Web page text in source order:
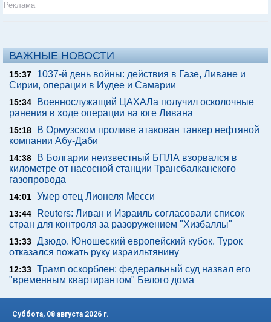
Реклама
ВАЖНЫЕ НОВОСТИ
15:37
1037-й день войны: действия в Газе, Ливане и
Сирии, операции в Иудее и Самарии
15:34
Военнослужащий ЦАХАЛа получил осколочные
ранения в ходе операции на юге Ливана
15:18
В Ормузском проливе атакован танкер нефтяной
компании Абу-Даби
14:38
В Болгарии неизвестный БПЛА взорвался в
километре от насосной станции Трансбалканского
газопровода
14:01 Умер отец Лионеля Месси
13:44
Reuters: Ливан и Израиль согласовали список
стран для контроля за разоружением "Хизбаллы"
13:33 Дзюдо. Юношеский европейский кубок. Турок
отказался пожать руку израильтянину
12:33 Трамп оскорблен: федеральный суд назвал его
"временным квартирантом" Белого дома
Суббота, 08 августа 2026 г.